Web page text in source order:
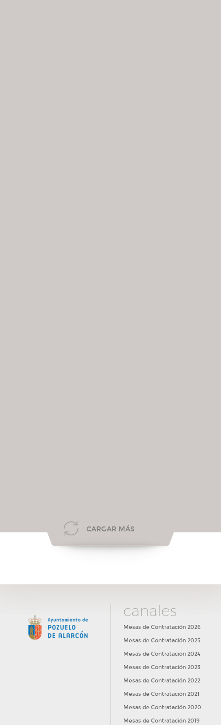
CARGAR MÁS
canales
Mesas de Contratación 2026
Mesas de Contratación 2025
Mesas de Contratación 2024
Mesas de Contratación 2023
Mesas de Contratación 2022
Mesas de Contratación 2021
Mesas de Contratación 2020
Mesas de Contratación 2019